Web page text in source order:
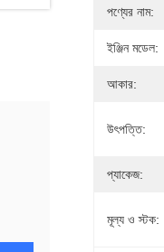
পণ্যের নাম:
ইঞ্জিন মডেল:
আকার:
উৎপত্তি:
প্যাকেজ:
মূল্য ও স্টক: